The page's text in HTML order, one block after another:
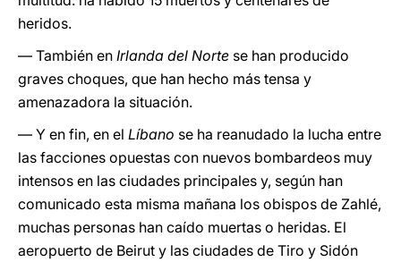
heridos.
— También en Irlanda del Norte se han producido
graves choques, que han hecho más tensa y
amenazadora la situación.
— Y en fin, en el Líbano se ha reanudado la lucha entre
las facciones opuestas con nuevos bombardeos muy
intensos en las ciudades principales y, según han
comunicado esta misma mañana los obispos de Zahlé,
muchas personas han caído muertas o heridas. El
aeropuerto de Beirut y las ciudades de Tiro y Sidón